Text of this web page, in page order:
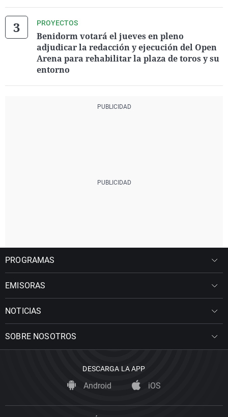
PROYECTOS
Benidorm votará el jueves en pleno
adjudicar la redacción y ejecución del Open
Arena para rehabilitar la plaza de toros y su
entorno
PROGRAMAS
EMISORAS
NOTICIAS
SOBRE NOSOTROS
DESCARGA LA APP
Android iOS